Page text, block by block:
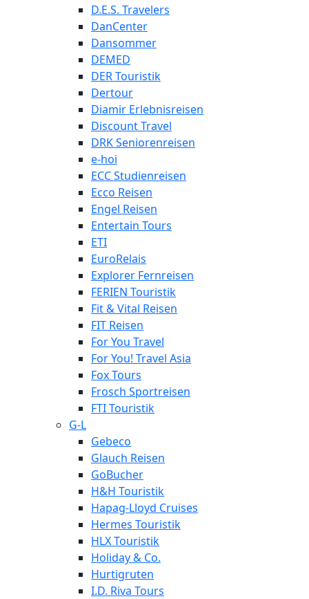
D.E.S. Travelers
DanCenter
Dansommer
DEMED
DER Touristik
Dertour
Diamir Erlebnisreisen
Discount Travel
DRK Seniorenreisen
e-hoi
ECC Studienreisen
Ecco Reisen
Engel Reisen
Entertain Tours
ETI
EuroRelais
Explorer Fernreisen
FERIEN Touristik
Fit & Vital Reisen
FIT Reisen
For You Travel
For You! Travel Asia
Fox Tours
Frosch Sportreisen
FTI Touristik
G-L
Gebeco
Glauch Reisen
GoBucher
H&H Touristik
Hapag-Lloyd Cruises
Hermes Touristik
HLX Touristik
Holiday & Co.
Hurtigruten
I.D. Riva Tours